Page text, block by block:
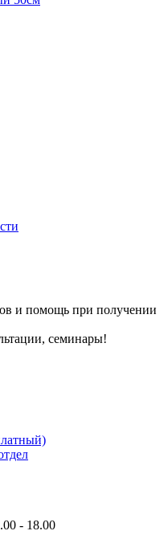
и помощь при получении
семинары!
- 18.00